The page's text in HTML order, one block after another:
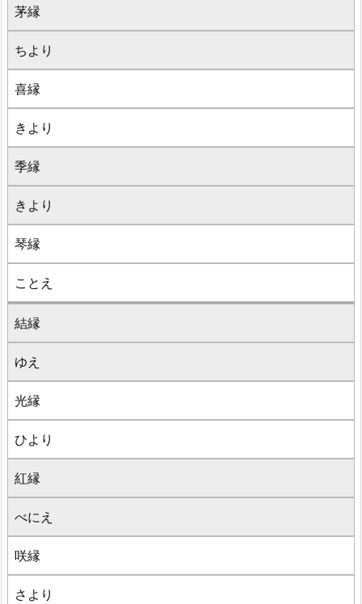
茅縁
ちより
喜縁
きより
季縁
きより
琴縁
ことえ
結縁
ゆえ
光縁
ひより
紅縁
べにえ
咲縁
さより